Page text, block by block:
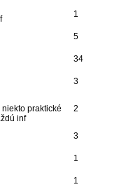
1
5
34
3
praktické
inf
2
3
1
1